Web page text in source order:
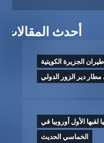
أحدث المقالات
الجزيرة الكويتية
مطار دير الزور الدولي
لقبها الأول أوروبيا في
الخماسي الحديث